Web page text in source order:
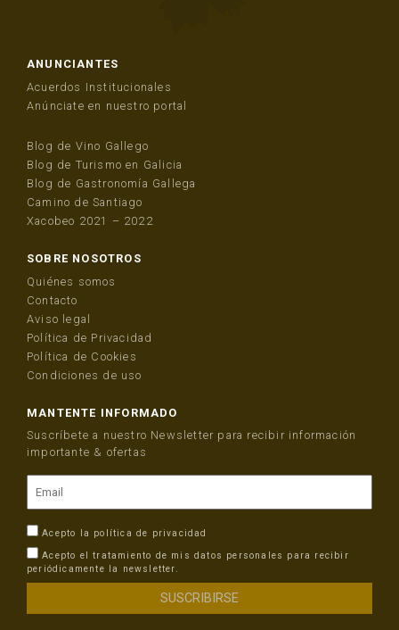
ANUNCIANTES
Acuerdos Institucionales
Anúnciate en nuestro portal
Blog de Vino Gallego
Blog de Turismo en Galicia
Blog de Gastronomía Gallega
Camino de Santiago
Xacobeo 2021 – 2022
SOBRE NOSOTROS
Quiénes somos
Contacto
Aviso legal
Política de Privacidad
Política de Cookies
Condiciones de uso
MANTENTE INFORMADO
Suscríbete a nuestro Newsletter para recibir información
importante & ofertas
Acepto la política de privacidad
Acepto el tratamiento de mis datos personales para recibir
periódicamente la newsletter.